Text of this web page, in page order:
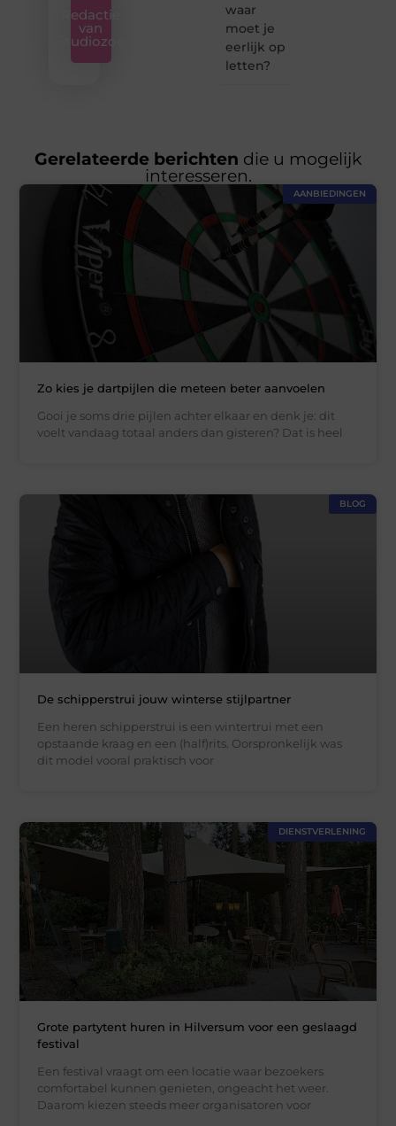
Redactie
van
Studiozoe
waar
moet je
eerlijk op
letten?
Gerelateerde berichten die u mogelijk
interesseren.
AANBIEDINGEN
Zo kies je dartpijlen die meteen beter aanvoelen
Gooi je soms drie pijlen achter elkaar en denk je: dit
voelt vandaag totaal anders dan gisteren? Dat is heel
BLOG
De schipperstrui jouw winterse stijlpartner
Een heren schipperstrui is een wintertrui met een
opstaande kraag en een (half)rits. Oorspronkelijk was
dit model vooral praktisch voor
DIENSTVERLENING
Grote partytent huren in Hilversum voor een geslaagd
festival
Een festival vraagt om een locatie waar bezoekers
comfortabel kunnen genieten, ongeacht het weer.
Daarom kiezen steeds meer organisatoren voor